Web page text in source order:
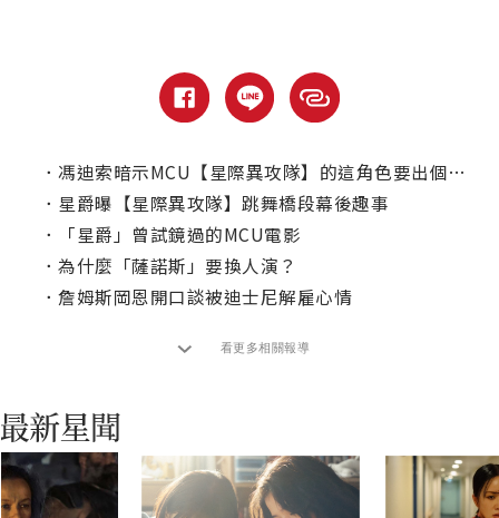
． 馮迪索暗示MCU【星際異攻隊】的這角色要出個人電影了？
． 星爵曝【星際異攻隊】跳舞橋段幕後趣事
．
「星爵」曾試鏡過的MCU電影
． 為什麼「薩諾斯」要換人演？
． 詹姆斯岡恩開口談被迪士尼解雇心情
看更多相關報導